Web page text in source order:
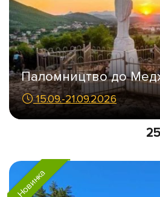
Паломництво до
15.09.-21.09.2026
Новинка